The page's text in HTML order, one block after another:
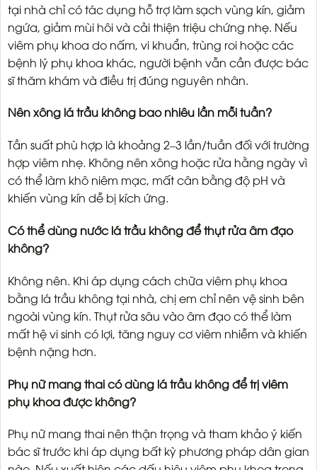
tại nhà chỉ có tác dụng hỗ trợ làm sạch vùng kín, giảm
ngứa, giảm mùi hôi và cải thiện triệu chứng nhẹ. Nếu
viêm phụ khoa do nấm, vi khuẩn, trùng roi hoặc các
bệnh lý phụ khoa khác, người bệnh vẫn cần được bác
sĩ thăm khám và điều trị đúng nguyên nhân.
Nên xông lá trầu không bao nhiêu lần mỗi tuần?
Tần suất phù hợp là khoảng 2–3 lần/tuần đối với trường
hợp viêm nhẹ. Không nên xông hoặc rửa hằng ngày vì
có thể làm khô niêm mạc, mất cân bằng độ pH và
khiến vùng kín dễ bị kích ứng.
Có thể dùng nước lá trầu không để thụt rửa âm đạo
không?
Không nên. Khi áp dụng cách chữa viêm phụ khoa
bằng lá trầu không tại nhà, chị em chỉ nên vệ sinh bên
ngoài vùng kín. Thụt rửa sâu vào âm đạo có thể làm
mất hệ vi sinh có lợi, tăng nguy cơ viêm nhiễm và khiến
bệnh nặng hơn.
Phụ nữ mang thai có dùng lá trầu không để trị viêm
phụ khoa được không?
Phụ nữ mang thai nên thận trọng và tham khảo ý kiến
bác sĩ trước khi áp dụng bất kỳ phương pháp dân gian